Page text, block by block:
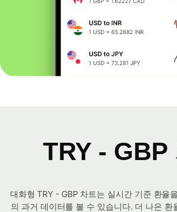
TRY - GBP
대화형 TRY - GBP 차트는 실시간 기준 환율
의 과거 데이터를 볼 수 있습니다. 더 나은 환